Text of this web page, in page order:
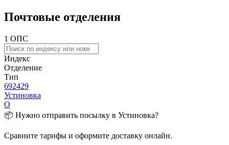
Почтовые отделения
1 ОПС
Индекс
Отделение
Тип
692429
Устиновка
О
📦 Нужно отправить посылку в Устиновка?
Сравните тарифы и оформите доставку онлайн.